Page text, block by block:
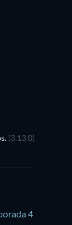
(3.13.0)
4